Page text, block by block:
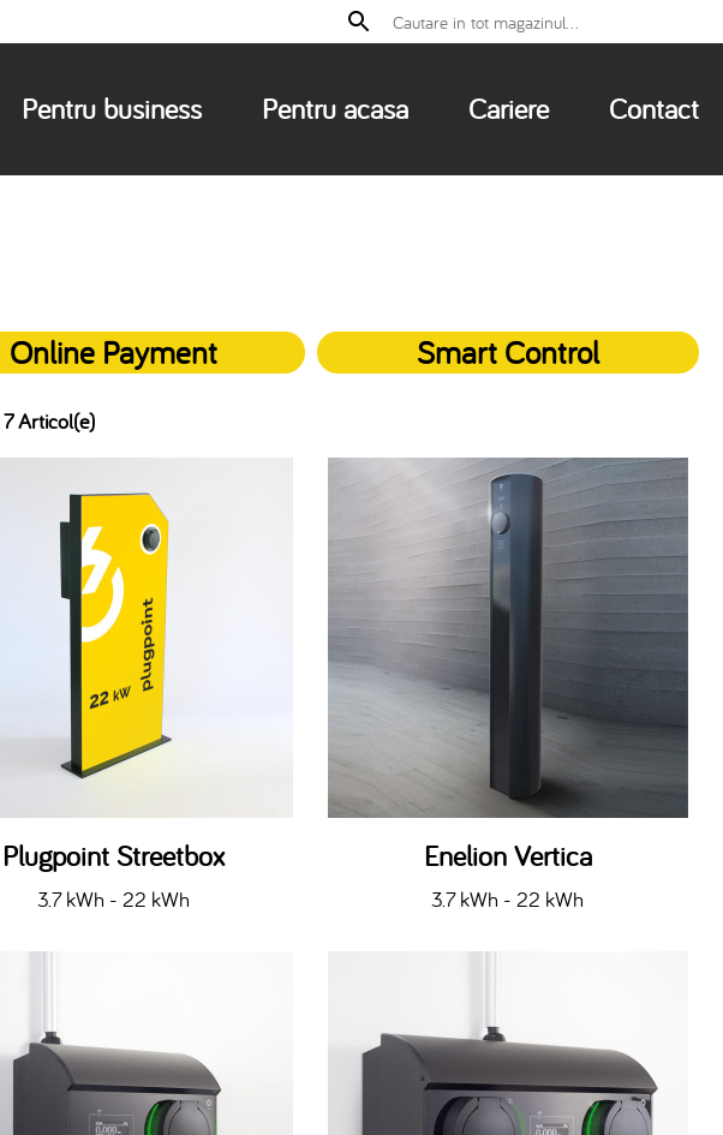
Pentru business Pentru acasa Cariere Contact
Online Payment Smart Control
7 Articol(e)
Plugpoint Streetbox
3.7 kWh - 22 kWh
Enelion Vertica
3.7 kWh - 22 kWh